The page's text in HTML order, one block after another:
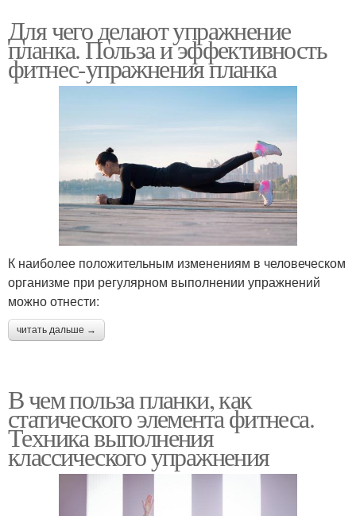
Для чего делают упражнение
планка. Польза и эффективность
фитнес-упражнения планка
К наиболее положительным изменениям в человеческом
организме при регулярном выполнении упражнений
можно отнести:
читать дальше →
В чем польза планки, как
статического элемента фитнеса.
Техника выполнения
классического упражнения